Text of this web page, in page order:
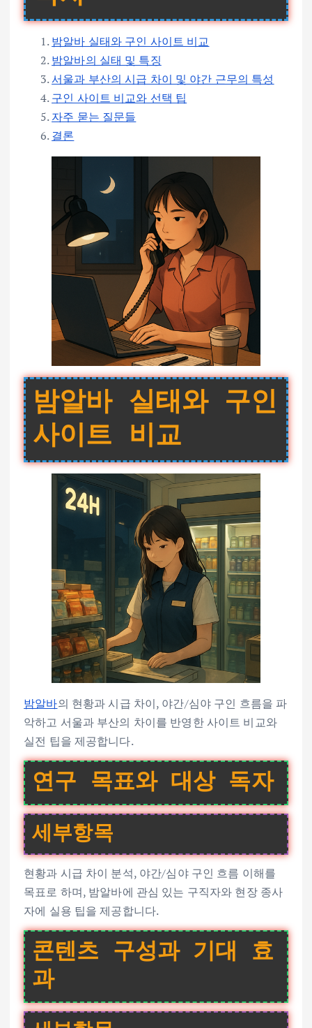
밤알바 실태와 구인 사이트 비교
밤알바의 실태 및 특징
서울과 부산의 시급 차이 및 야간 근무의 특성
구인 사이트 비교와 선택 팁
자주 묻는 질문들
결론
밤알바 실태와 구인
사이트 비교
밤알바의 현황과 시급 차이, 야간/심야 구인 흐름을 파
악하고 서울과 부산의 차이를 반영한 사이트 비교와
실전 팁을 제공합니다.
연구 목표와 대상 독자
세부항목
현황과 시급 차이 분석, 야간/심야 구인 흐름 이해를
목표로 하며, 밤알바에 관심 있는 구직자와 현장 종사
자에 실용 팁을 제공합니다.
콘텐츠 구성과 기대 효
과